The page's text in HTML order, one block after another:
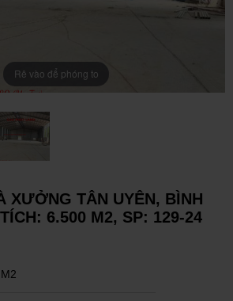
Rê vào để phóng to
XƯỞNG TÂN UYÊN, BÌNH
6.500 M2, SP: 129-24